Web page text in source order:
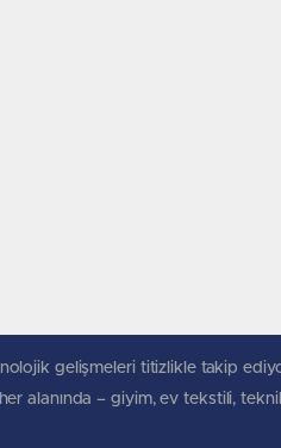
gelişmeleri titizlikle takip
alanında – giyim, ev tekstili,